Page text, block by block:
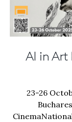
AI in Art
23-26